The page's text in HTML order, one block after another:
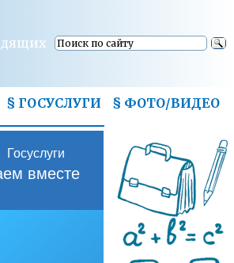
§ ГОСУСЛУГИ § ФОТО/ВИДЕО
вместе